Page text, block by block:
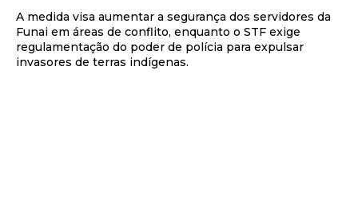
A medida visa aumentar a segurança dos servidores da
Funai em áreas de conflito, enquanto o STF exige
regulamentação do poder de polícia para expulsar
invasores de terras indígenas.